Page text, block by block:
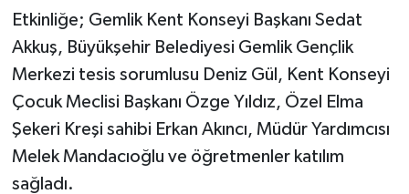
Etkinliğe; Gemlik Kent Konseyi Başkanı Sedat
Akkuş, Büyükşehir Belediyesi Gemlik Gençlik
Merkezi tesis sorumlusu Deniz Gül, Kent Konseyi
Çocuk Meclisi Başkanı Özge Yıldız, Özel Elma
Şekeri Kreşi sahibi Erkan Akıncı, Müdür Yardımcısı
Melek Mandacıoğlu ve öğretmenler katılım
sağladı.